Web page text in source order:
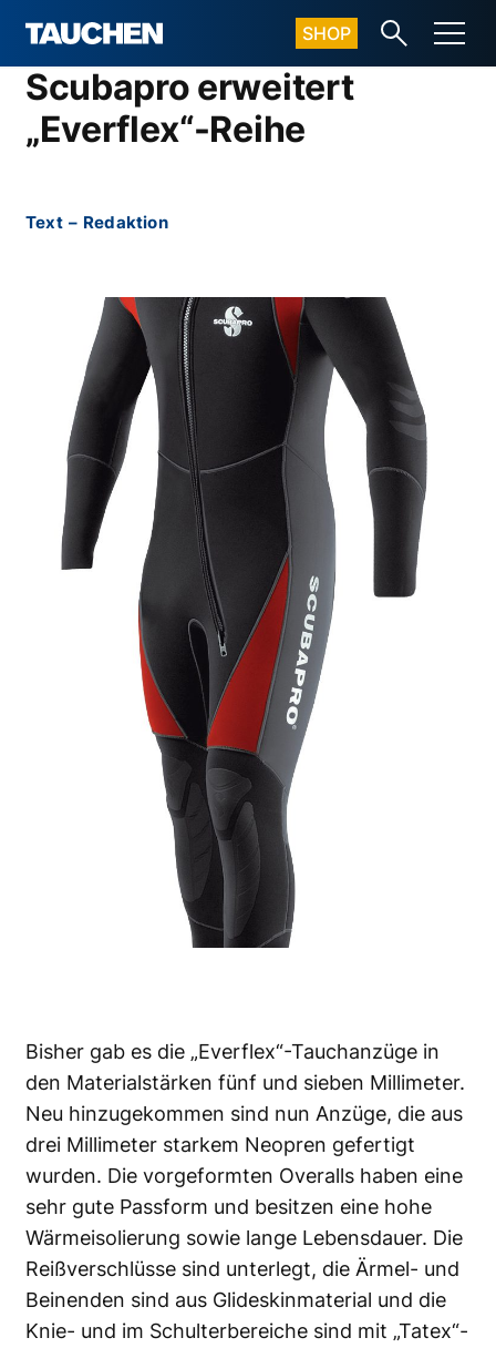
SHOP
Scubapro erweitert
„Everflex“-Reihe
Text – Redaktion
Bisher gab es die „Everflex“-Tauchanzüge in
den Materialstärken fünf und sieben Millimeter.
Neu hinzugekommen sind nun Anzüge, die aus
drei Millimeter starkem Neopren gefertigt
wurden. Die vorgeformten Overalls haben eine
sehr gute Passform und besitzen eine hohe
Wärmeisolierung sowie lange Lebensdauer. Die
Reißverschlüsse sind unterlegt, die Ärmel- und
Beinenden sind aus Glideskinmaterial und die
Knie- und im Schulterbereiche sind mit „Tatex“-